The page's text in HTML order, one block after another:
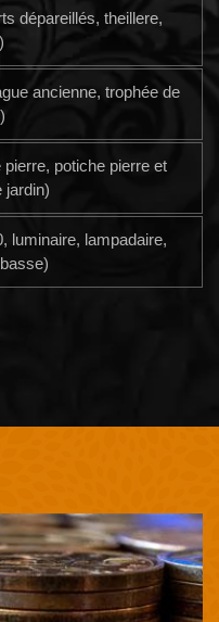
dépareillés, theillere,
ancienne, trophée de
potiche pierre et
jardin)
luminaire, lampadaire,